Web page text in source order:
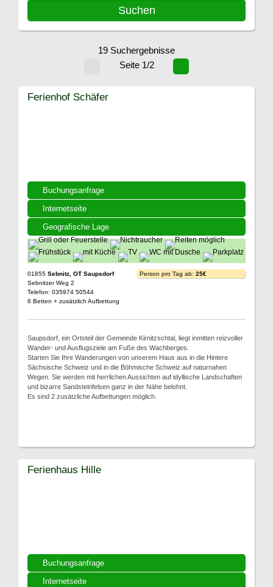
19 Suchergebnisse
Seite 1/2
Buchungsanfrage
Internetseite
Geografische Lage
Ferienhof Schäfer
01855 Sebnitz, OT Saupsdorf
Sebnitzer Weg 2
Telefon: 035974 50544
6 Betten + zusätzlich Aufbettung
Person pro Tag ab: 25€
Saupsdorf, ein Ortsteil der Gemeinde Kirnitzschtal, liegt inmitten reizvoller
Wander- und Ausflugsziele am Fuße des Wachberges.
Starten Sie Ihre Wanderungen von unserem Haus aus in die Hintere
Sächsische Schweiz und in die Böhmische Schweiz auf naturnahen
Wegen. Sie werden mit herrlichen Aussichten auf idyllische Landschaften
und bizarre Sandsteinfelsen ganz in der Nähe belohnt.
Es sind 2 zusätzliche Aufbettungen möglich.
Buchungsanfrage
Internetseite
Ferienhaus Hille